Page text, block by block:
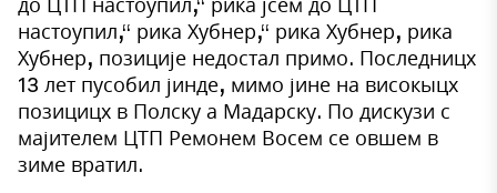
настоупил,“ рика Хубнер,“ рика Хубнер, рика
Хубнер, позиције недостал примо. Последницх
13 лет пусобил јинде, мимо јине на високыцх
позицицх в Полску а Мадарску. По дискузи с
мајителем ЦТП Ремонем Восем се овшем в
зиме вратил.